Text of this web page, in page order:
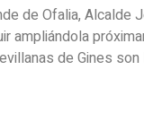
de Ofalia, Alcalde
ampliándola
de Gines